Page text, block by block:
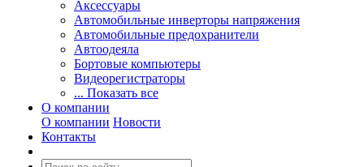
Аксессуары
Автомобильные инверторы напряжения
Автомобильные предохранители
Автоодеяла
Бортовые компьютеры
Видеорегистраторы
... Показать все
О компании
О компании Новости
Контакты